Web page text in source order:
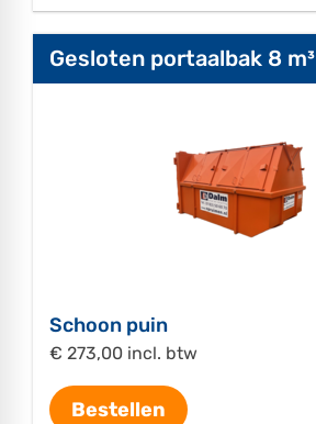
Gesloten portaalbak 8 m³
Schoon puin
€ 273,00 incl. btw
Bestellen